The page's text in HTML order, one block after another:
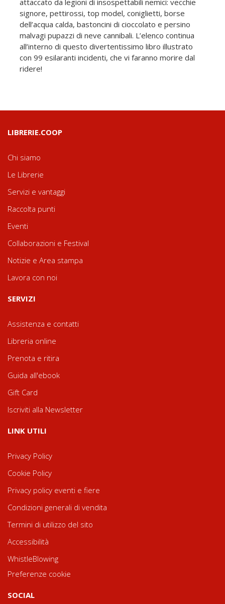
attaccato da legioni di insospettabili nemici: vecchie
signore, pettirossi, top model, coniglietti, borse
dell’acqua calda, bastoncini di cioccolato e persino
malvagi pupazzi di neve cannibali. L’elenco continua
all’interno di questo divertentissimo libro illustrato
con 99 esilaranti incidenti, che vi faranno morire dal
ridere!
LIBRERIE.COOP
Chi siamo
Le Librerie
Servizi e vantaggi
Raccolta punti
Eventi
Collaborazioni e Festival
Notizie e Area stampa
Lavora con noi
SERVIZI
Assistenza e contatti
Libreria online
Prenota e ritira
Guida all'ebook
Gift Card
Iscriviti alla Newsletter
LINK UTILI
Privacy Policy
Cookie Policy
Privacy policy eventi e fiere
Condizioni generali di vendita
Termini di utilizzo del sito
Accessibilità
WhistleBlowing
Preferenze cookie
SOCIAL